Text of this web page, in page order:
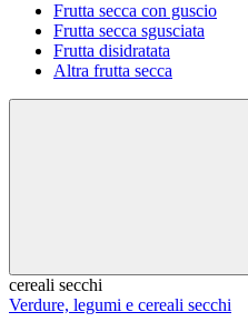
Frutta secca con guscio
Frutta secca sgusciata
Frutta disidratata
Altra frutta secca
cereali secchi
Verdure, legumi e cereali secchi